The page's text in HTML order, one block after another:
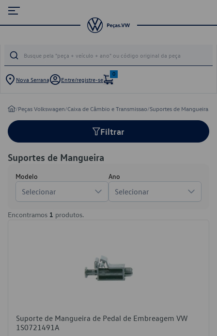
Nova Serrana Entre/registre-se
0
/Peças Volkswagen/Caixa de Câmbio e Transmissao/Suportes de Mangueira
Filtrar
Suportes de Mangueira
Modelo
Selecionar
Ano
Selecionar
Encontramos 1 produtos.
Suporte de Mangueira de Pedal de Embreagem VW
1S0721491A